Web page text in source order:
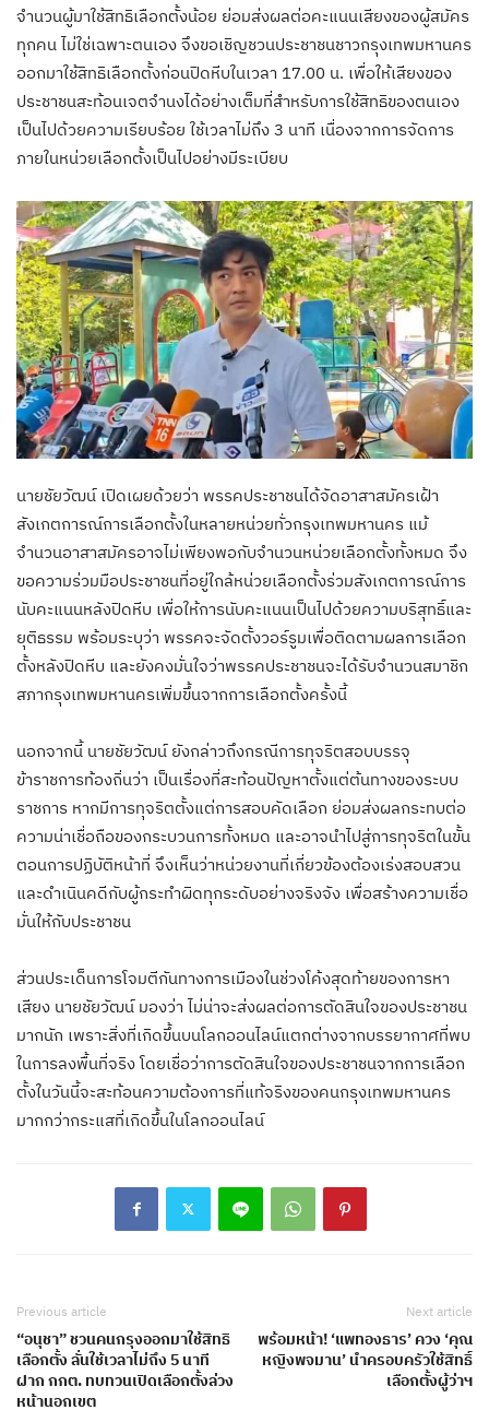
จำนวนผู้มาใช้สิทธิเลือกตั้งน้อย ย่อมส่งผลต่อคะแนนเสียงของผู้สมัคร
ทุกคน ไม่ใช่เฉพาะตนเอง จึงขอเชิญชวนประชาชนชาวกรุงเทพมหานคร
ออกมาใช้สิทธิเลือกตั้งก่อนปิดหีบในเวลา 17.00 น. เพื่อให้เสียงของ
ประชาชนสะท้อนเจตจำนงได้อย่างเต็มที่สำหรับการใช้สิทธิของตนเอง
เป็นไปด้วยความเรียบร้อย ใช้เวลาไม่ถึง 3 นาที เนื่องจากการจัดการ
ภายในหน่วยเลือกตั้งเป็นไปอย่างมีระเบียบ
นายชัยวัฒน์ เปิดเผยด้วยว่า พรรคประชาชนได้จัดอาสาสมัครเฝ้า
สังเกตการณ์การเลือกตั้งในหลายหน่วยทั่วกรุงเทพมหานคร แม้
จำนวนอาสาสมัครอาจไม่เพียงพอกับจำนวนหน่วยเลือกตั้งทั้งหมด จึง
ขอความร่วมมือประชาชนที่อยู่ใกล้หน่วยเลือกตั้งร่วมสังเกตการณ์การ
นับคะแนนหลังปิดหีบ เพื่อให้การนับคะแนนเป็นไปด้วยความบริสุทธิ์และ
ยุติธรรม พร้อมระบุว่า พรรคจะจัดตั้งวอร์รูมเพื่อติดตามผลการเลือก
ตั้งหลังปิดหีบ และยังคงมั่นใจว่าพรรคประชาชนจะได้รับจำนวนสมาชิก
สภากรุงเทพมหานครเพิ่มขึ้นจากการเลือกตั้งครั้งนี้
นอกจากนี้ นายชัยวัฒน์ ยังกล่าวถึงกรณีการทุจริตสอบบรรจุ
ข้าราชการท้องถิ่นว่า เป็นเรื่องที่สะท้อนปัญหาตั้งแต่ต้นทางของระบบ
ราชการ หากมีการทุจริตตั้งแต่การสอบคัดเลือก ย่อมส่งผลกระทบต่อ
ความน่าเชื่อถือของกระบวนการทั้งหมด และอาจนำไปสู่การทุจริตในขั้น
ตอนการปฏิบัติหน้าที่ จึงเห็นว่าหน่วยงานที่เกี่ยวข้องต้องเร่งสอบสวน
และดำเนินคดีกับผู้กระทำผิดทุกระดับอย่างจริงจัง เพื่อสร้างความเชื่อ
มั่นให้กับประชาชน
ส่วนประเด็นการโจมตีกันทางการเมืองในช่วงโค้งสุดท้ายของการหา
เสียง นายชัยวัฒน์ มองว่า ไม่น่าจะส่งผลต่อการตัดสินใจของประชาชน
มากนัก เพราะสิ่งที่เกิดขึ้นบนโลกออนไลน์แตกต่างจากบรรยากาศที่พบ
ในการลงพื้นที่จริง โดยเชื่อว่าการตัดสินใจของประชาชนจากการเลือก
ตั้งในวันนี้จะสะท้อนความต้องการที่แท้จริงของคนกรุงเทพมหานคร
มากกว่ากระแสที่เกิดขึ้นในโลกออนไลน์
Previous article
“อนุชา” ชวนคนกรุงออกมาใช้สิทธิ
เลือกตั้ง ลั่นใช้เวลาไม่ถึง 5 นาที
ฝาก กกต. ทบทวนเปิดเลือกตั้งล่วง
หน้านอกเขต
Next article
พร้อมหน้า! ‘แพทองธาร’ ควง ‘คุณ
หญิงพจมาน’ นำครอบครัวใช้สิทธิ์
เลือกตั้งผู้ว่าฯ